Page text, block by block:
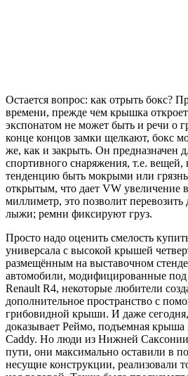
Остается вопрос: как отрыть бокс?
времени, прежде чем крышка
экспонатом не может быть и речи о
конце концов замки щелкают, бокс
же, как и закрыть. Он предназначен
спортивного снаряжения, т.е.
тенденцию быть мокрыми или
открытым, что дает VW увеличение
миллиметр, это позволит
лыжи; ремни фиксируют груз.
Просто надо оценить смелость
универсала с высокой крышей
размещённым на выставочном
автомобили, модифицированные под
Renault R4, некоторые любители
дополнительное пространство с
грибовидной крыши. И даже
доказывает Реймо, подъемная крыша
Caddy. Но люди из Нижней
пути, они максимально оставили в
несущие конструкции, реализовали